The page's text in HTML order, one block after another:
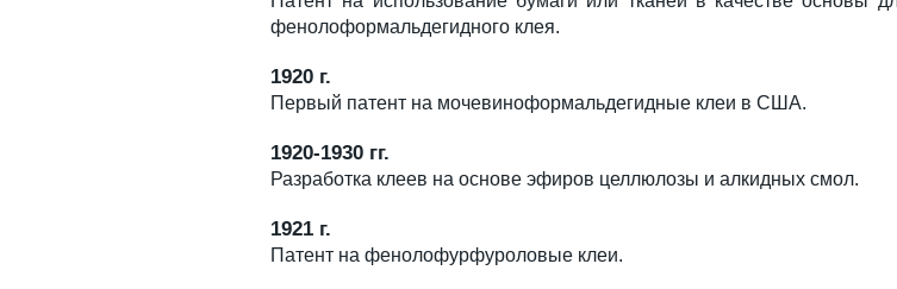
фенолоформальдегидного клея.
1920 г.
Первый патент на мочевиноформальдегидные клеи в США.
1920-1930 гг.
Разработка клеев на основе эфиров целлюлозы и алкидных смол.
1921 г.
Патент на фенолофурфуроловые клеи.